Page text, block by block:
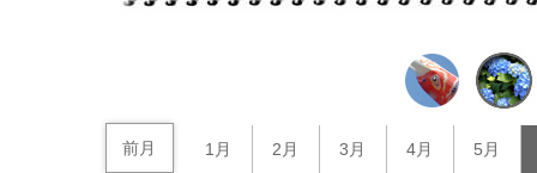
前月 1月 2月 3月 4月 5月